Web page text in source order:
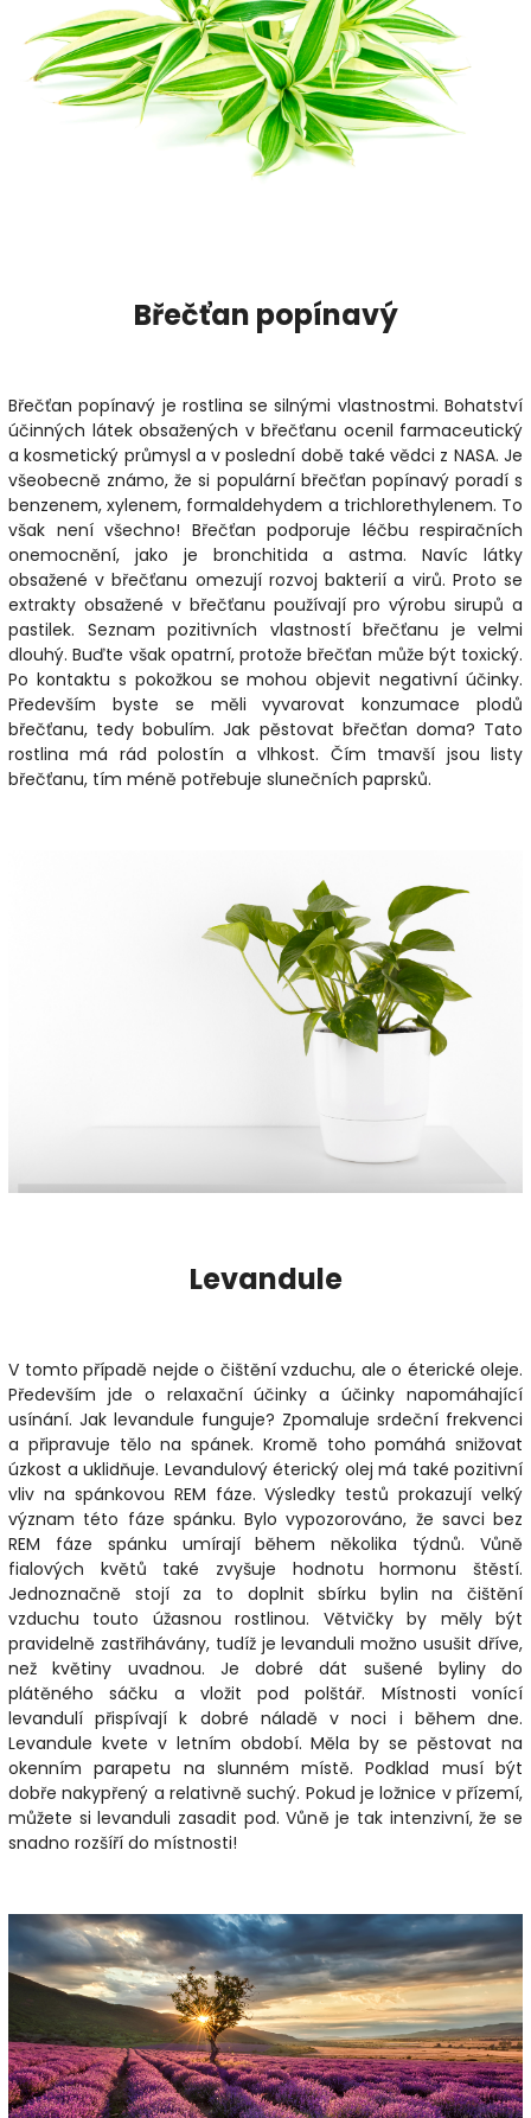
Břečťan popínavý
Břečťan popínavý je rostlina se silnými vlastnostmi. Bohatství
účinných látek obsažených v břečťanu ocenil farmaceutický
a kosmetický průmysl a v poslední době také vědci z NASA. Je
všeobecně známo, že si populární břečťan popínavý poradí s
benzenem, xylenem, formaldehydem a trichlorethylenem. To
však není všechno! Břečťan podporuje léčbu respiračních
onemocnění, jako je bronchitida a astma. Navíc látky
obsažené v břečťanu omezují rozvoj bakterií a virů. Proto se
extrakty obsažené v břečťanu používají pro výrobu sirupů a
pastilek. Seznam pozitivních vlastností břečťanu je velmi
dlouhý. Buďte však opatrní, protože břečťan může být toxický.
Po kontaktu s pokožkou se mohou objevit negativní účinky.
Především byste se měli vyvarovat konzumace plodů
břečťanu, tedy bobulím. Jak pěstovat břečťan doma? Tato
rostlina má rád polostín a vlhkost. Čím tmavší jsou listy
břečťanu, tím méně potřebuje slunečních paprsků.
Levandule
V tomto případě nejde o čištění vzduchu, ale o éterické oleje.
Především jde o relaxační účinky a účinky napomáhající
usínání. Jak levandule funguje? Zpomaluje srdeční frekvenci
a připravuje tělo na spánek. Kromě toho pomáhá snižovat
úzkost a uklidňuje. Levandulový éterický olej má také pozitivní
vliv na spánkovou REM fáze. Výsledky testů prokazují velký
význam této fáze spánku. Bylo vypozorováno, že savci bez
REM fáze spánku umírají během několika týdnů. Vůně
fialových květů také zvyšuje hodnotu hormonu štěstí.
Jednoznačně stojí za to doplnit sbírku bylin na čištění
vzduchu touto úžasnou rostlinou. Větvičky by měly být
pravidelně zastřihávány, tudíž je levanduli možno usušit dříve,
než květiny uvadnou. Je dobré dát sušené byliny do
plátěného sáčku a vložit pod polštář. Místnosti vonící
levandulí přispívají k dobré náladě v noci i během dne.
Levandule kvete v letním období. Měla by se pěstovat na
okenním parapetu na slunném místě. Podklad musí být
dobře nakypřený a relativně suchý. Pokud je ložnice v přízemí,
můžete si levanduli zasadit pod. Vůně je tak intenzivní, že se
snadno rozšíří do místnosti!